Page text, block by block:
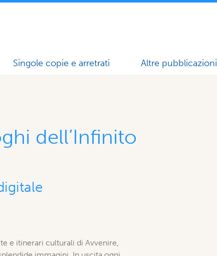
Singole copie e arretrati Altre pubblicazioni
dell’Infinito
e itinerari culturali di Avvenire,